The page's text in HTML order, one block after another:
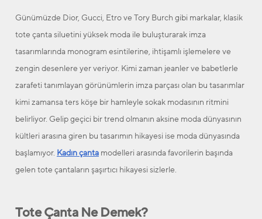
Günümüzde Dior, Gucci, Etro ve Tory Burch gibi markalar, klasik
tote çanta siluetini yüksek moda ile buluşturarak imza
tasarımlarında monogram esintilerine, ihtişamlı işlemelere ve
zengin desenlere yer veriyor. Kimi zaman jeanler ve babetlerle
zarafeti tanımlayan görünümlerin imza parçası olan bu tasarımlar
kimi zamansa ters köşe bir hamleyle sokak modasının ritmini
belirliyor. Gelip geçici bir trend olmanın aksine moda dünyasının
kültleri arasına giren bu tasarımın hikayesi ise moda dünyasında
başlamıyor. Kadın çanta modelleri arasında favorilerin başında
gelen tote çantaların şaşırtıcı hikayesi sizlerle.
Tote Çanta Ne Demek?